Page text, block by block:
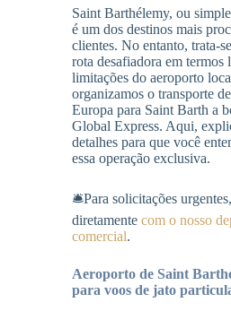
Saint Barthélemy, ou
é um dos destinos mais
clientes. No entanto, trata-
rota desafiadora em termos
limitações do aeroporto
organizamos o transporte
Europa para Saint Barth a
Global Express. Aqui,
detalhes para que você
essa operação exclusiva.
🛎️Para solicitações
diretamente com o nosso
comercial.
Aeroporto de Saint
para voos de jato